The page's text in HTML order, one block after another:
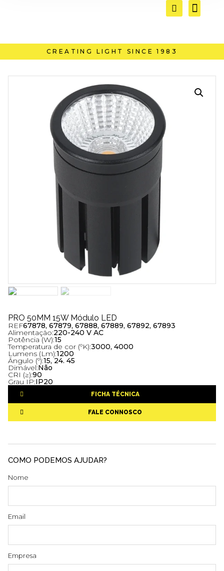
CREATING LIGHT SINCE 1983
PRO 50MM 15W Módulo LED
REF67878, 67879, 67888, 67889, 67892, 67893
Alimentação:220-240 V AC
Potência (W):15
Temperatura de cor (ºK):3000, 4000
Lumens (Lm):1200
Ângulo (º):15, 24. 45
Dimável:Não
CRI (≥):90
Grau IP:IP20
FICHA TÉCNICA
FALE CONNOSCO
COMO PODEMOS AJUDAR?
Nome
Email
Empresa